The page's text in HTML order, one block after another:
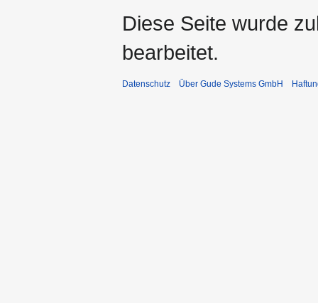
Diese Seite wurde
bearbeitet.
Datenschutz Über Gude Systems GmbH